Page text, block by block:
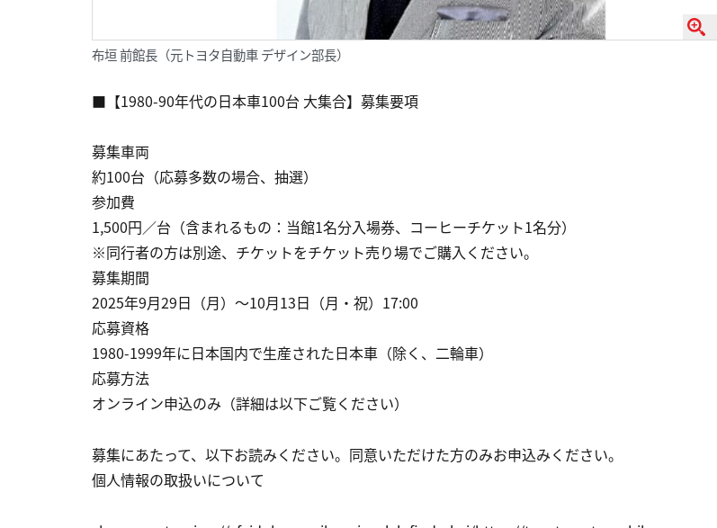
布垣 前館長（元トヨタ自動車 デザイン部長）
■【1980-90年代の日本車100台 大集合】募集要項
募集車両
約100台（応募多数の場合、抽選）
参加費
1,500円／台（含まれるもの：当館1名分入場券、コーヒーチケット1名分）
※同行者の方は別途、チケットをチケット売り場でご購入ください。
募集期間
2025年9月29日（月）～10月13日（月・祝）17:00
応募資格
1980-1999年に日本国内で生産された日本車（除く、二輪車）
応募方法
オンライン申込のみ（詳細は以下ご覧ください）
募集にあたって、以下お読みください。同意いただけた方のみお申込みください。
個人情報の取扱いについて